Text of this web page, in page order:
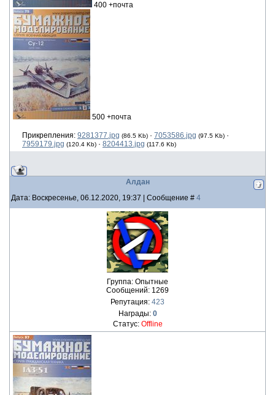
400 +почта
500 +почта
Прикрепления: 9281377.jpg (86.5 Kb) · 7053586.jpg (97.5 Kb) ·
7959179.jpg (120.4 Kb) · 8204413.jpg (117.6 Kb)
Алдан
Дата: Воскресенье, 06.12.2020, 19:37 | Сообщение # 4
Группа: Опытные
Сообщений: 1269
Репутация: 423
Награды: 0
Статус: Offline